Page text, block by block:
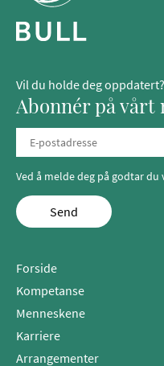
Vil du holde deg oppdatert?
Abonnér på vårt
Ved å melde deg på godtar du
Send
Forside
Kompetanse
Menneskene
Karriere
Arrangementer